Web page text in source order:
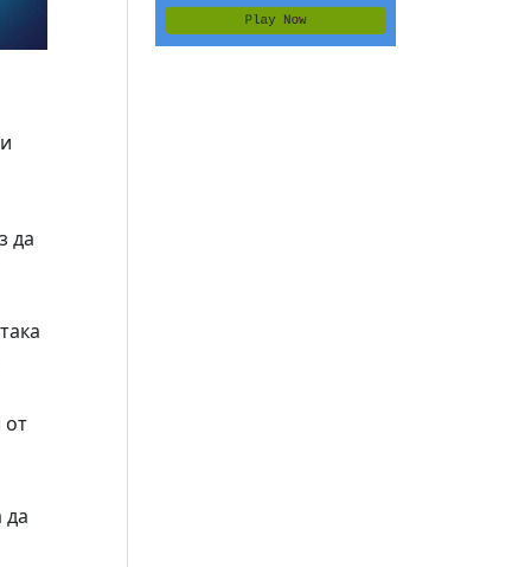
да
от
да